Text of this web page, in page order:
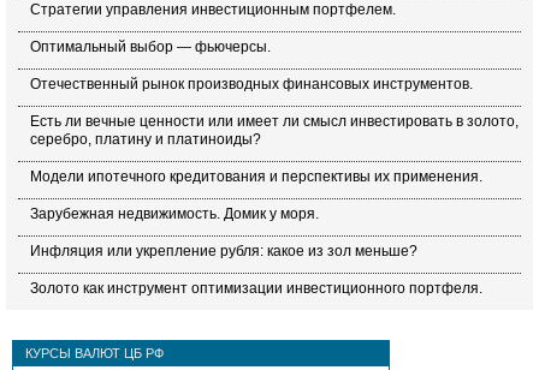
Стратегии управления инвестиционным портфелем.
Оптимальный выбор — фьючерсы.
Отечественный рынок производных финансовых инструментов.
Есть ли вечные ценности или имеет ли смысл инвестировать в золото,
серебро, платину и платиноиды?
Модели ипотечного кредитования и перспективы их применения.
Зарубежная недвижимость. Домик у моря.
Инфляция или укрепление рубля: какое из зол меньше?
Золото как инструмент оптимизации инвестиционного портфеля.
КУРСЫ ВАЛЮТ ЦБ РФ